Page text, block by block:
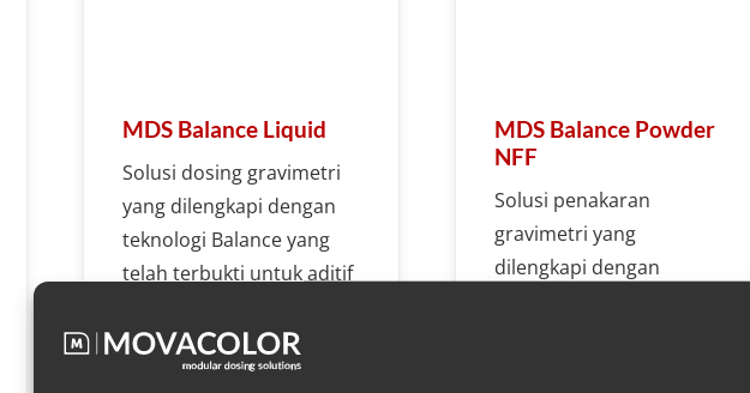
MDS Balance Liquid
Solusi dosing gravimetri
yang dilengkapi dengan
teknologi Balance yang
telah terbukti untuk aditif
MDS Balance Powder
NFF
Solusi penakaran
gravimetri yang
dilengkapi dengan